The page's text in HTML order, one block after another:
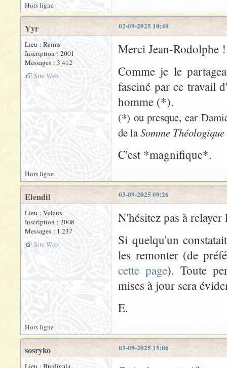
Hors ligne
02-09-2025 10:48
Yyr
Lieu : Reims
Inscription : 2001
Messages : 3 412
Site Web
Merci Jean-Rodolphe !
Comme je le
fasciné par ce travail
homme (*).
(*) ou presque, car
de laSomme Théologique
C'est *magnifique*.
Hors ligne
03-09-2025 09:26
Elendil
Lieu : Velaux
Inscription : 2008
Messages : 1 237
Site Web
N'hésitez pas à
Si quelqu'un
les remonter (de
cette page). Toute
mises à jour sera
E.
Hors ligne
03-09-2025 15:06
sosryko
Lieu : Burdigala